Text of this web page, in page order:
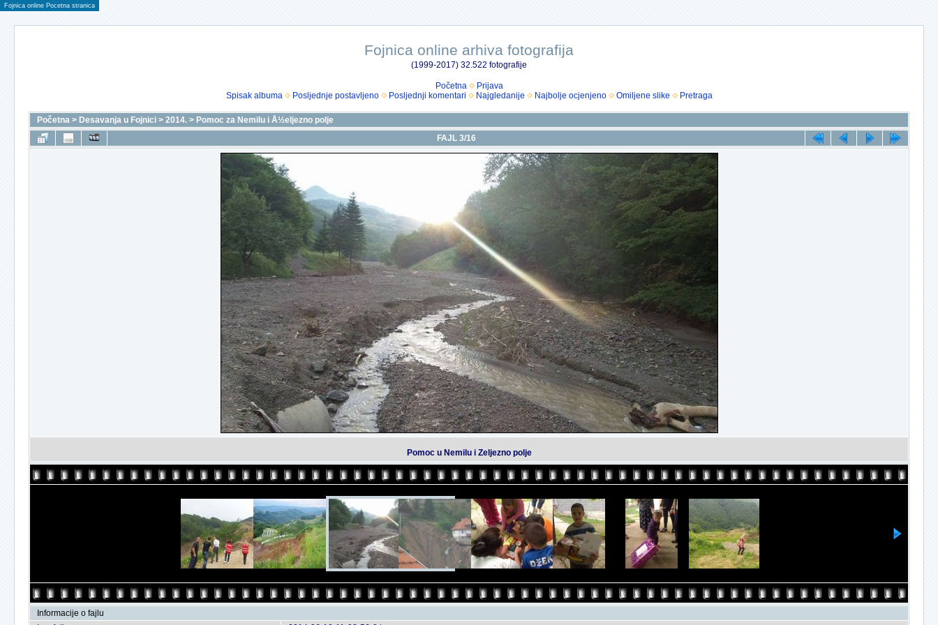
Fojnica online Pocetna stranica
Fojnica online arhiva fotografija
(1999-2017) 32.522 fotografije
Početna
Prijava
Spisak albuma
Posljednje postavljeno Posljednji komentari Najgledanije Najbolje ocjenjeno Omiljene slike Pretraga
Početna > Desavanja u Fojnici > 2014. > Pomoc za Nemilu i Å½eljezno polje
FAJL 3/16
Pomoc u Nemilu i Zeljezno polje
Informacije o fajlu